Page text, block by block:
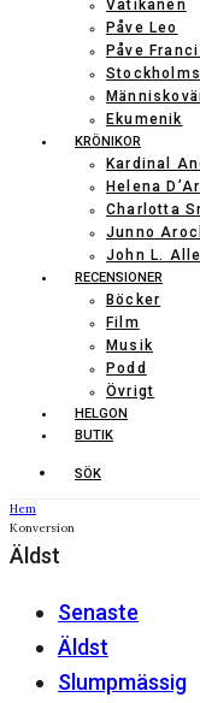
Vatikanen
Påve Leo
Påve
Ekumenik
KRÖNIKOR
Kardinal
Helena
Charlotta
Junno
John L.
RECENSIONER
Böcker
Film
Musik
Podd
Övrigt
HELGON
BUTIK
SÖK
Hem
Konversion
Äldst
Senaste
Äldst
Slumpmässig